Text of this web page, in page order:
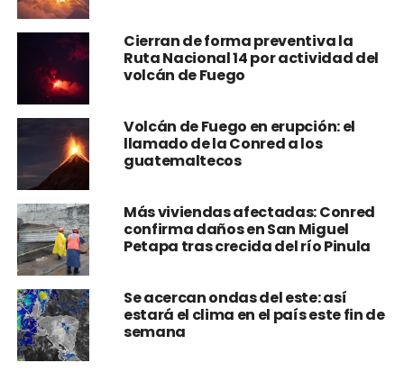
Cierran de forma preventiva la
Ruta Nacional 14 por actividad del
volcán de Fuego
Volcán de Fuego en erupción: el
llamado de la Conred a los
guatemaltecos
Más viviendas afectadas: Conred
confirma daños en San Miguel
Petapa tras crecida del río Pinula
Se acercan ondas del este: así
estará el clima en el país este fin de
semana